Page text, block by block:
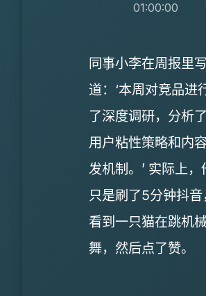
01:00:00
同事小李在周报里写
道：‘本周对竞品进
了深度调研，分析
用户粘性策略和内
发机制。’ 实际上，
只是刷了5分钟抖音
看到一只猫在跳机
舞，然后点了赞。